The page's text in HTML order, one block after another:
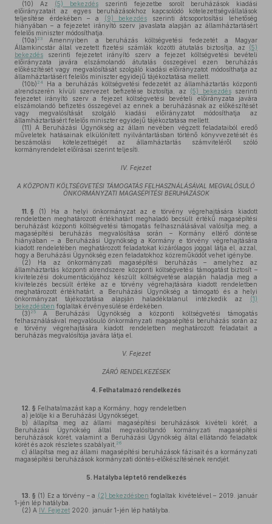
(10) Az (5) bekezdés szerinti fejezetbe sorolt beruházások kiadási
előirányzatait az egyes beruházásokhoz kapcsolódó kötelezettségvállalások
teljesítése érdekében – a
(9) bekezdés szerinti átcsoportosítási lehetőség
hiányában – a fejezetet irányító szerv javaslata alapján az államháztartásért
felelős miniszter módosíthatja.
(10a) 23
Amennyiben a beruházás költségvetési fedezetét a Magyar
Államkincstár által vezetett fizetési számlák közötti átutalás biztosítja, az (5)
bekezdés szerinti fejezetet irányító szerv a fejezet költségvetési bevételi
előirányzata javára elszámolandó átutalás összegével ezen beruházás
előkészítését vagy megvalósítását szolgáló kiadási előirányzatot módosíthatja az
államháztartásért felelős miniszter egyidejű tájékoztatása mellett.
(10b) 24
Ha a beruházás költségvetési fedezetét az államháztartás központi
alrendszerén kívüli szervezet befizetése biztosítja, az (5) bekezdésszerinti
fejezetet irányító szerv a fejezet költségvetési bevételi előirányzata javára
elszámolandó befizetés összegével az ennek a beruházásnak az előkészítését
vagy megvalósítását szolgáló kiadási előirányzatot módosíthatja az
államháztartásért felelős miniszter egyidejű tájékoztatása mellett.
(11) A Beruházási Ügynökség az állam nevében végzett feladataiból eredő
műveletek hatásainak elkülönített nyilvántartásban történő könyvvezetését és
beszámolási kötelezettségét az államháztartás számviteléről szóló
kormányrendelet előírásai szerint teljesíti.
IV. Fejezet
A KÖZPONTI KÖLTSÉGVETÉSI TÁMOGATÁS FELHASZNÁLÁSÁVAL MEGVALÓSULÓ
ÖNKORMÁNYZATI MAGASÉPÍTÉSI BERUHÁZÁSOK
11. § (1) Ha a helyi önkormányzat az e törvény végrehajtására kiadott
rendeletben meghatározott értékhatárt meghaladó becsült értékű magasépítési
beruházást központi költségvetési támogatás felhasználásával valósítja meg, a
magasépítési beruházás megvalósítása során – Kormány eltérő döntése
hiányában – a Beruházási Ügynökség a Kormány e törvény végrehajtására
kiadott rendeletében meghatározott feladatokat kizárólagos joggal látja el, azzal,
hogy a Beruházási Ügynökség ezen feladatokhoz közreműködőt vehet igénybe.
(2) Ha az önkormányzati magasépítési beruházás – amelyhez az
államháztartás központi alrendszere központi költségvetési támogatást biztosít –
kivitelezési dokumentációjához készült költségvetése alapján haladja meg a
kivitelezés becsült értéke az e törvény végrehajtására kiadott rendeletben
meghatározott értékhatárt, a Beruházási Ügynökség a támogató és a helyi
önkormányzat tájékoztatása alapján haladéktalanul intézkedik az (1)
bekezdésben foglaltak érvényesülése érdekében.
(3) 25
A Beruházási Ügynökség a központi költségvetési támogatás
felhasználásával megvalósuló önkormányzati magasépítési beruházás során az
e törvény végrehajtására kiadott rendeletben meghatározott feladatait a
beruházás megvalósítója javára látja el.
V. Fejezet
ZÁRÓ RENDELKEZÉSEK
4. Felhatalmazó rendelkezés
12. § Felhatalmazást kap a Kormány, hogy rendeletben
a) jelölje ki a Beruházási Ügynökséget,
b) állapítsa meg az állami magasépítési beruházások kivételi körét, a
Beruházási Ügynökség által megvalósítandó kormányzati magasépítési
beruházások körét, valamint a Beruházási Ügynökség által ellátandó feladatok
körét és azok részletes szabályait, 26
c) állapítsa meg az állami magasépítési beruházások fázisait és a kormányzati
magasépítési beruházások kormányzati döntés-előkészítésének rendjét.
5. Hatályba léptető rendelkezés
13. § (1) Ez a törvény – a (2) bekezdésben foglaltak kivételével – 2019. január
1-jén lép hatályba.
(2) A IV. Fejezet 2020. január 1-jén lép hatályba.